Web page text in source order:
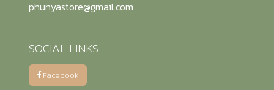
phunyastore@gmail.com
SOCIAL LINKS
Facebook